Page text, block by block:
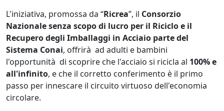
L'iniziativa, promossa da “Ricrea”, il Consorzio
Nazionale senza scopo di lucro per il Riciclo e il
Recupero degli Imballaggi in Acciaio parte del
Sistema Conai, offrirà ad adulti e bambini
l'opportunità di scoprire che l'acciaio si ricicla al 100% e
all'infinito, e che il corretto conferimento è il primo
passo per innescare il circuito virtuoso dell'economia
circolare.